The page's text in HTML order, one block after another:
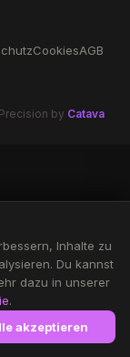
CookiesAGB
by Catava
Inhalte zu
Du kannst
dazu in unserer
.
akzeptieren